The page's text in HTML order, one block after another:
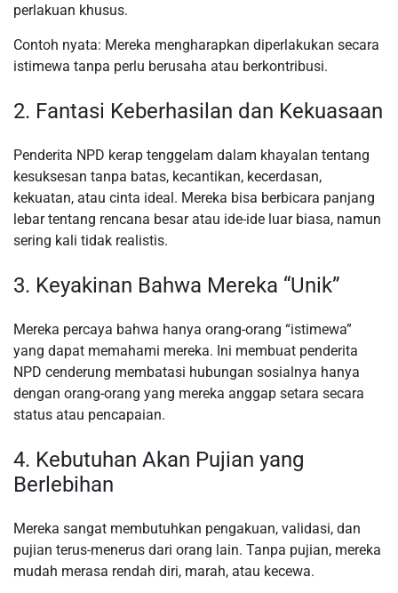
perlakuan khusus.
Contoh nyata: Mereka mengharapkan diperlakukan secara
istimewa tanpa perlu berusaha atau berkontribusi.
2. Fantasi Keberhasilan dan Kekuasaan
Penderita NPD kerap tenggelam dalam khayalan tentang
kesuksesan tanpa batas, kecantikan, kecerdasan,
kekuatan, atau cinta ideal. Mereka bisa berbicara panjang
lebar tentang rencana besar atau ide-ide luar biasa, namun
sering kali tidak realistis.
3. Keyakinan Bahwa Mereka “Unik”
Mereka percaya bahwa hanya orang-orang “istimewa”
yang dapat memahami mereka. Ini membuat penderita
NPD cenderung membatasi hubungan sosialnya hanya
dengan orang-orang yang mereka anggap setara secara
status atau pencapaian.
4. Kebutuhan Akan Pujian yang
Berlebihan
Mereka sangat membutuhkan pengakuan, validasi, dan
pujian terus-menerus dari orang lain. Tanpa pujian, mereka
mudah merasa rendah diri, marah, atau kecewa.